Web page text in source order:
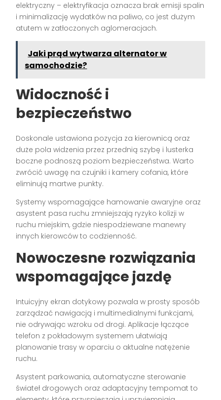
elektryczny – elektryfikacja oznacza brak emisji spalin
i minimalizację wydatków na paliwo, co jest dużym
atutem w zatłoczonych aglomeracjach.
Jaki prąd wytwarza alternator w
samochodzie?
Widoczność i
bezpieczeństwo
Doskonale ustawiona pozycja za kierownicą oraz
duże pola widzenia przez przednią szybę i lusterka
boczne podnoszą poziom bezpieczeństwa. Warto
zwrócić uwagę na czujniki i kamery cofania, które
eliminują martwe punkty.
Systemy wspomagające hamowanie awaryjne oraz
asystent pasa ruchu zmniejszają ryzyko kolizji w
ruchu miejskim, gdzie niespodziewane manewry
innych kierowców to codzienność.
Nowoczesne rozwiązania
wspomagające jazdę
Intuicyjny ekran dotykowy pozwala w prosty sposób
zarządzać nawigacją i multimedialnymi funkcjami,
nie odrywając wzroku od drogi. Aplikacje łączące
telefon z pokładowym systemem ułatwiają
planowanie trasy w oparciu o aktualne natężenie
ruchu.
Asystent parkowania, automatyczne sterowanie
świateł drogowych oraz adaptacyjny tempomat to